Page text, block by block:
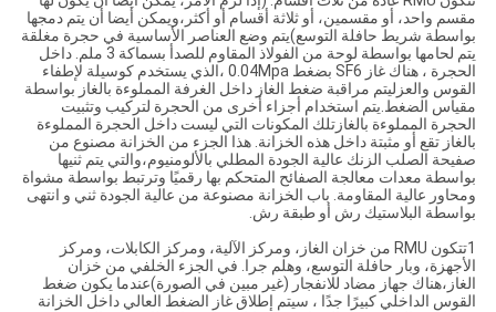
مقسم واحد، أو مقسمين، أو ثلاثة أقسام أو أكثر،ويمكن أيضا أن يتم دمجها
بواسطة شريط حافلة التوسع)يتم وضع العناصر الأساسية في حجرة مغلقة
يتم لحامها بواسطة لوحة من الفولاذ المقاوم للصدأ بسماكة 3 ملم. داخل
الحجرة ، هناك غاز SF6 بضغط 0.04Mpa ،الذي يستخدم كوسيلة لإطفاء
القوس والعزليتم مراقبة ضغط الغاز داخل الغرفة المملوءة بالغاز بواسطة
مقياس الضغط.يتم استخدام أجزاء أخرى من الحجرة لتركيب وتثبيت
الحجرة المملوءة بالغازتلك المكونات التي ليست داخل الحجرة المملوءة
بالغاز تقع أو مثبتة داخل هذه الخزانة. هذا الجزء من الخزانة مصنوع من
صفيحة الصلب الزنك عالية الجودة المطلي بالألومنيوم،والتي يتم ثنيها
بواسطة معدات معالجة الصفائح المتحكم بها رقميًا وترتبط بواسطة مشواة
ومحاور عالية المقاومة. باب الخزانة مصنوعة من عالية الجودة ثني و انتهى
بواسطة البلاستيك رش أو طبقة رش.
1تتكون RMU من خزان الغاز، ومركز الآلية، ومركز الكابلات، ومركز
الأجهزة، وبار حافلة التوسع، وهلم جرا. في الجزء الخلفي من خزان
الغاز،هناك جهاز مضاد للانفجار (غير مبين في الصورة)عندما يكون ضغط
القوس الداخلي كبيرًا جدًا ، سيتم إطلاق غاز الضغط العالي داخل الخزانة